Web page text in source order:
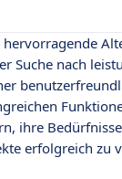
hervorragende
Suche nach
ihre
erfolgreich zu